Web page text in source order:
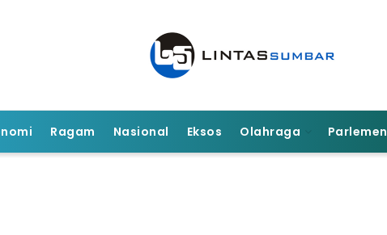
Ragam Nasional Eksos Olahraga Parlemen